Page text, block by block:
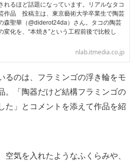
れるほど話題になっています。リアルなタコ
作品 投稿主は、東京藝術大学卒業生で陶芸
森聖華（@diderot24da）さん。タコの陶芸
変化を、“本焼き”という工程前後で比較し
nlab.itmedia.co.jp
のは、フラミンゴの浮き輪をモ
。「陶器だけど結構フラミンゴの
た」とコメントを添えて作品を紹
気を入れたようなふくらみや、